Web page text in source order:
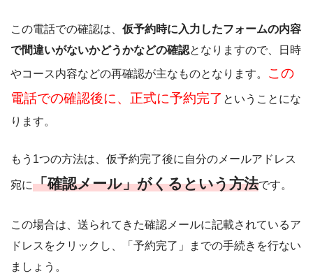
この電話での確認は、 仮予約時に入力したフォームの内容
で間違いがないかどうかなどの確認となりますので、日時
やコース内容などの再確認が主なものとなります。
この
電話での確認後に、正式に予約完了 ということにな
ります。
もう1つの方法は、仮予約完了後に自分のメールアドレス
宛に「確認メール」がくるという方法です。
この場合は、送られてきた確認メールに記載されているア
ドレスをクリックし、「予約完了」までの手続きを行ない
ましょう。